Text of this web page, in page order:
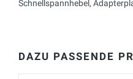
Schnellspannhebel,
DAZU PASSENDE